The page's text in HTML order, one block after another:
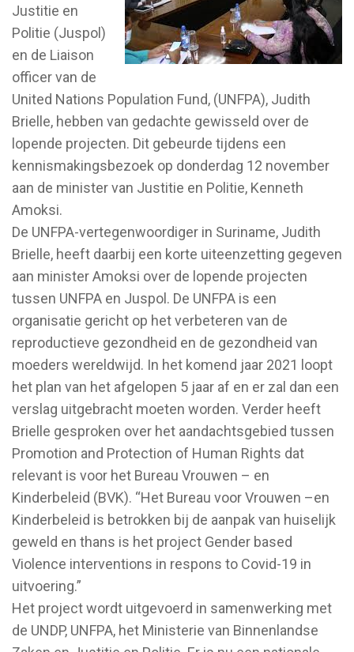
Justitie en
Politie (Juspol)
en de Liaison
officer van de
United Nations Population Fund, (UNFPA), Judith
Brielle, hebben van gedachte gewisseld over de
lopende projecten. Dit gebeurde tijdens een
kennismakingsbezoek op donderdag 12 november
aan de minister van Justitie en Politie, Kenneth
Amoksi.
De UNFPA-vertegenwoordiger in Suriname, Judith
Brielle, heeft daarbij een korte uiteenzetting gegeven
aan minister Amoksi over de lopende projecten
tussen UNFPA en Juspol. De UNFPA is een
organisatie gericht op het verbeteren van de
reproductieve gezondheid en de gezondheid van
moeders wereldwijd. In het komend jaar 2021 loopt
het plan van het afgelopen 5 jaar af en er zal dan een
verslag uitgebracht moeten worden. Verder heeft
Brielle gesproken over het aandachtsgebied tussen
Promotion and Protection of Human Rights dat
relevant is voor het Bureau Vrouwen – en
Kinderbeleid (BVK). “Het Bureau voor Vrouwen –en
Kinderbeleid is betrokken bij de aanpak van huiselijk
geweld en thans is het project Gender based
Violence interventions in respons to Covid-19 in
uitvoering.”
Het project wordt uitgevoerd in samenwerking met
de UNDP, UNFPA, het Ministerie van Binnenlandse